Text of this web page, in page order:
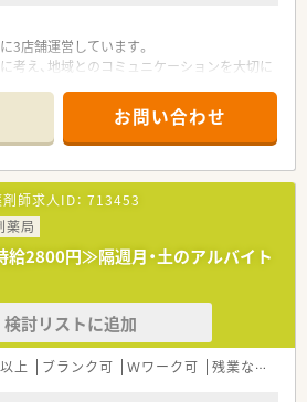
3店舗運営しています。
考え、地域とのコミュニケーションを大切に
内で、とても清潔感があり、綺麗な薬局です
チカの為、通勤がとても便利です！
お問い合わせ
師求人ID： 713453
薬局
給2800円≫隔週月・土のアルバイト
検討リストに追加
上 ブランク可 Ｗワーク可 残業なし(ほぼなし含む)